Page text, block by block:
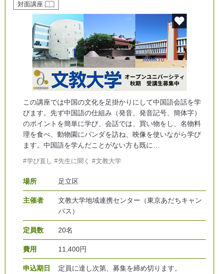
対面講座
この講座では中国の文化を足掛かりにして中国語会話を学
びます。先ず中国語の仕組み（発音、発音記号、簡体字）
のポイントを簡単に学び、会話では、買い物をし、名物料
理を食べ、動物園にパンダを訪ね、映像を使いながら学び
ます。中国語を学んだことがない方も既に…
学び直し 先生に聞く 文教大学
場所 足立区
主催者
文教大学地域連携センター（東京あだちキャン
パス）
定員数 20名
費用 11,400円
申込期日 定員に達し次第、募集を締め切ります。